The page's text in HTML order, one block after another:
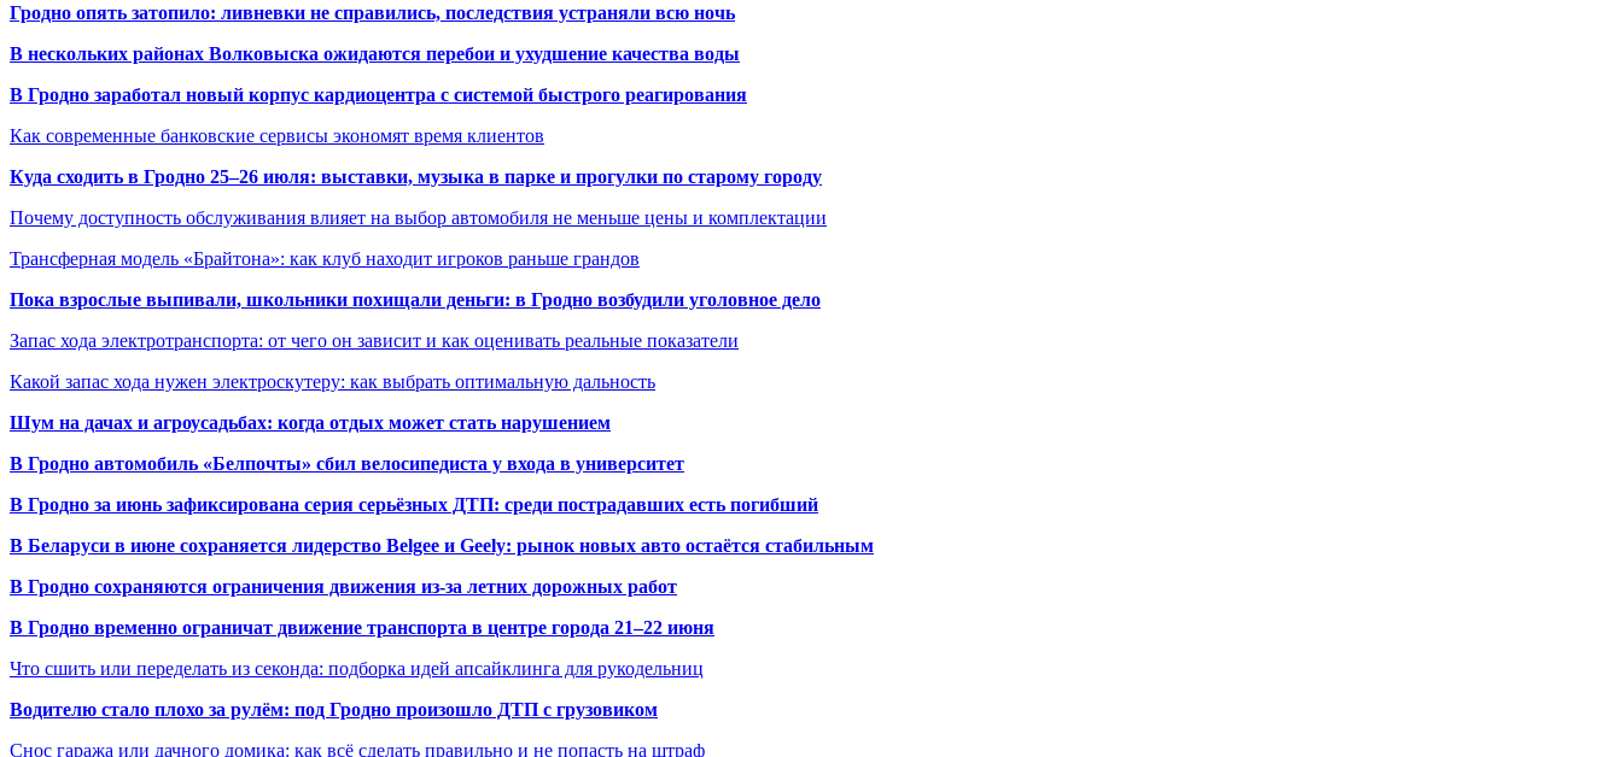
Гродно опять затопило: ливневки не справились, последствия устраняли всю ночь
В нескольких районах Волковыска ожидаются перебои и ухудшение качества воды
В Гродно заработал новый корпус кардиоцентра с системой быстрого реагирования
Как современные банковские сервисы экономят время клиентов
Куда сходить в Гродно 25–26 июля: выставки, музыка в парке и прогулки по старому городу
Почему доступность обслуживания влияет на выбор автомобиля не меньше цены и комплектации
Трансферная модель «Брайтона»: как клуб находит игроков раньше грандов
Пока взрослые выпивали, школьники похищали деньги: в Гродно возбудили уголовное дело
Запас хода электротранспорта: от чего он зависит и как оценивать реальные показатели
Какой запас хода нужен электроскутеру: как выбрать оптимальную дальность
Шум на дачах и агроусадьбах: когда отдых может стать нарушением
В Гродно автомобиль «Белпочты» сбил велосипедиста у входа в университет
В Гродно за июнь зафиксирована серия серьёзных ДТП: среди пострадавших есть погибший
В Беларуси в июне сохраняется лидерство Belgee и Geely: рынок новых авто остаётся стабильным
В Гродно сохраняются ограничения движения из-за летних дорожных работ
В Гродно временно ограничат движение транспорта в центре города 21–22 июня
Что сшить или переделать из секонда: подборка идей апсайклинга для рукодельниц
Водителю стало плохо за рулём: под Гродно произошло ДТП с грузовиком
Снос гаража или дачного домика: как всё сделать правильно и не попасть на штраф